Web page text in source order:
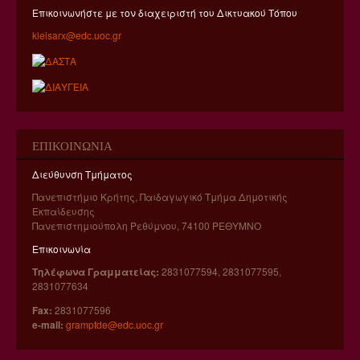
ΕΡΓΑΣΤΗΡΙΟ ΨΥΧΟΛΟΓΙΑΣ ΚΑΙ ΕΙΔΙΚΗΣ ΑΓΩΓΗΣ
ΕΡΓΑΣΤΗΡΙΟ ΠΡΟΗΓΜΕΝΩΝ ΜΑΘΗΣΙΑΚΩΝ
ΤΕΧΝΟΛΟΓΙΩΝ ΣΤΗΝ ΔΙΑ ΒΙΟΥ ΚΑΙ ΕΞ ΑΠΟΣΤΑΣΕΩΣ
ΕΚΠΑΙΔΕΥΣΗ (Ε.ΔΙ.Β.Ε.Α)
(ΕΔΘΕ)
ΜΕΤΑΝΑΣΤΕΥΤΙΚΩΝ ΜΕΛΕΤΩΝ (Ε.ΔΙΑ.Μ.ΜΕ.)
ΕΡΓΑΣΤΗΡΙΟ ΜΕΛΕΤΗΣ ΓΛΩΣΣΑΣ & ΛΟΓΟΤΕΧΝΙΑΣ
ΣΤΗΝ ΕΚΠΑΙΔΕΥΣΗ
ΕΡΓΑΣΤΗΡΙΟ ΟΠΤΙΚΟΑΚΟΥΣΤΙΚΩΝ ΜΕΣΩΝ
ΕΡΕΥΝΑ
ΕΡΕΥΝΗΤΙΚΑ ΠΡΟΓΡΑΜΜΑΤΑ
ΣΥΝΕΡΓΑΣΙΕΣ - ΧΡΗΣΙΜΟΙ ΣΥΝΔΕΣΜΟΙ
Επικοινωνήστε με τον διαχειριστή του Δικτυακού Τόπου
kleisarx@edc.uoc.gr
ΕΠΙΚΟΙΝΩΝΊΑ
Διεύθυνση Τμήματος
Πανεπιστήμιο Κρήτης, Παιδαγωγικό Τμήμα Δημοτικής
Εκπαίδευσης
Πανεπιστημιούπολη Ρεθύμνου, 74100 ΡΕΘYΜΝΟ
Επικοινωνία
Τηλέφωνα Γραμματείας: 2831077594, 2831077595,
2831077634
Fax: 2831077596
e-mail: gramptde@edc.uoc.gr